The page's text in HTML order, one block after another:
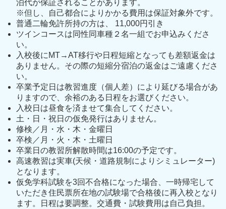
泊代が保証されることがあります。
※但し、自己都合によりかかる費用は保証対象外です。
普通二輪免許所持の方は、 11,000円引き
ツインコースは同性同車種２名一組でお申込みくださ
い。
入校後にMT→AT移行や日程短縮となっても差額返金は
ありません。その際の短縮分宿泊の返金はご遠慮くださ
い。
卒業予定日は教習進度（個人差）により延びる場合があ
りますので、余裕のある日程をお選びください。
入校日は昼食を済ませて集合してください。
土・日・祝日の仮免発行はありません。
修検／月・水・木・金曜日
卒検／月・火・木・土曜日
卒業日の教習所解散時間は16:00の予定です。
高速教習は実車(天候・道路規制によりシミュレーター)
となります。
仮免学科試験を3回不合格になった場合、一時帰宅して
いただき住民票所在地の試験場で合格後に再入校となり
ます。日程は要調整。交通費・試験費用は自己負担。